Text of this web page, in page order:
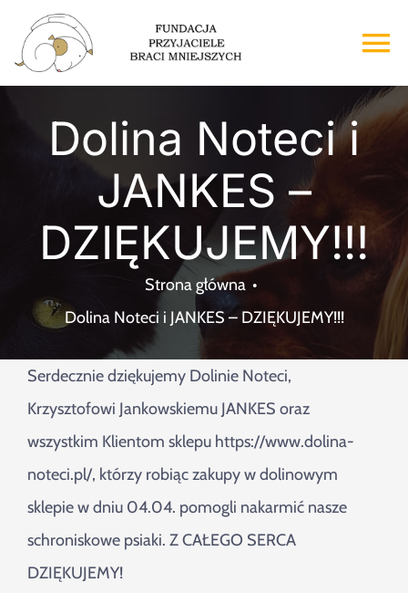
Przejdź
zawartości
Adopcje
Wsparcie
Kontakt
Szukaj
Dolina Noteci i
JANKES –
DZIĘKUJEMY!!!
Strona główna
Dolina Noteci i JANKES – DZIĘKUJEMY!!!
Serdecznie dziękujemy Dolinie Noteci,
Krzysztofowi Jankowskiemu JANKES oraz
wszystkim Klientom sklepu https://www.dolina-
noteci.pl/, którzy robiąc zakupy w dolinowym
sklepie w dniu 04.04. pomogli nakarmić nasze
schroniskowe psiaki. Z CAŁEGO SERCA
DZIĘKUJEMY!